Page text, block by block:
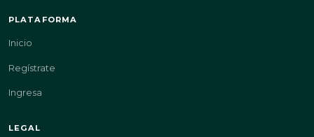
PLATAFORMA
Inicio
Regístrate
Ingresa
LEGAL